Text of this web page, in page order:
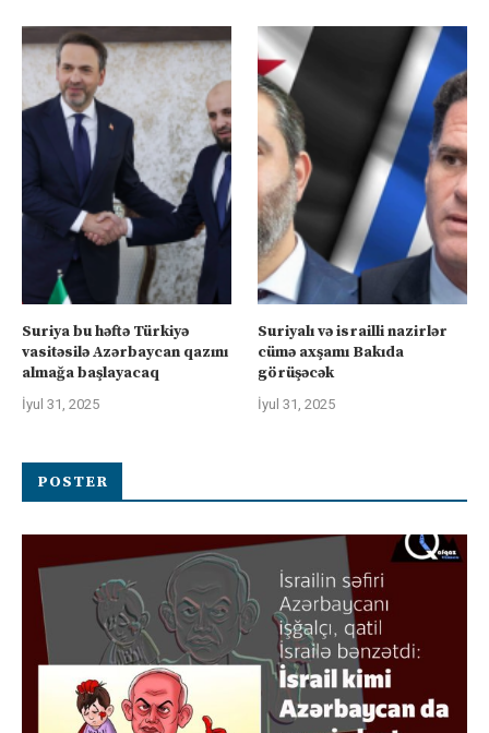
Suriya bu həftə Türkiyə
vasitəsilə Azərbaycan qazını
almağa başlayacaq
İyul 31, 2025
Suriyalı və israilli nazirlər
cümə axşamı Bakıda
görüşəcək
İyul 31, 2025
POSTER